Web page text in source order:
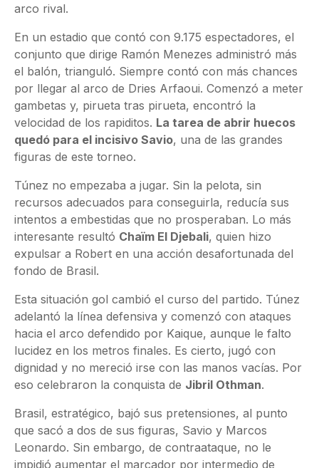
arco rival.
En un estadio que contó con 9.175 espectadores, el
conjunto que dirige Ramón Menezes administró más
el balón, trianguló. Siempre contó con más chances
por llegar al arco de Dries Arfaoui. Comenzó a meter
gambetas y, pirueta tras pirueta, encontró la
velocidad de los rapiditos. La tarea de abrir huecos
quedó para el incisivo Savio, una de las grandes
figuras de este torneo.
Túnez no empezaba a jugar. Sin la pelota, sin
recursos adecuados para conseguirla, reducía sus
intentos a embestidas que no prosperaban. Lo más
interesante resultó Chaïm El Djebali, quien hizo
expulsar a Robert en una acción desafortunada del
fondo de Brasil.
Esta situación gol cambió el curso del partido. Túnez
adelantó la línea defensiva y comenzó con ataques
hacia el arco defendido por Kaique, aunque le falto
lucidez en los metros finales. Es cierto, jugó con
dignidad y no mereció irse con las manos vacías. Por
eso celebraron la conquista de Jibril Othman.
Brasil, estratégico, bajó sus pretensiones, al punto
que sacó a dos de sus figuras, Savio y Marcos
Leonardo. Sin embargo, de contraataque, no le
impidió aumentar el marcador por intermedio de